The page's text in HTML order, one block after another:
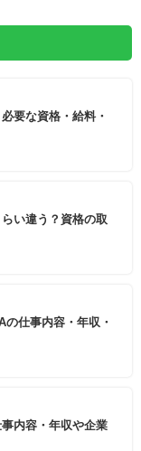
要な資格・給料・
い違う？資格の取
仕事内容・年収・
内容・年収や企業